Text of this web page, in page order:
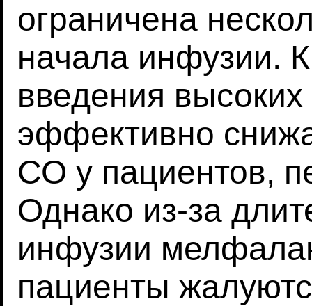
ограничена
начала инфузии.
введения
эффективно
СО у пациентов,
Однако из-за
инфузии
пациенты